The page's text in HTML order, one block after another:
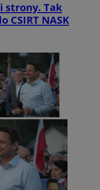
i strony. Tak
CSIRT NASK